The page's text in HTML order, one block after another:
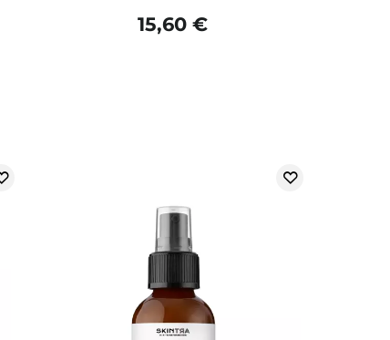
15,60 €